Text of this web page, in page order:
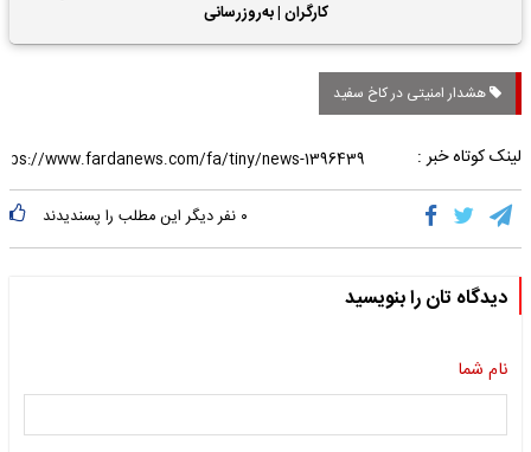
کارگران | به‌روزرسانی
کمک‌های معیشتی برای
هشدار امنیتی در کاخ سفید
لینک کوتاه خبر :
۰ نفر دیگر این مطلب را پسندیدند
دیدگاه تان را بنویسید
نام شما